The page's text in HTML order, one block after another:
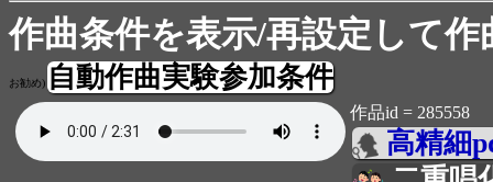
作曲条件を表示/再設定して作
お勧め)自動作曲実験参加条件
作品id = 285558
高精細